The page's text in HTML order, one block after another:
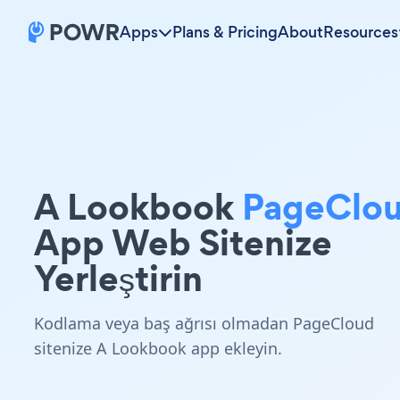
Apps Plans & PricingAboutResources
A Lookbook
App Web Sitenize
Yerleştirin
Kodlama veya baş ağrısı olmadan PageCloud
sitenize A Lookbook app ekleyin.